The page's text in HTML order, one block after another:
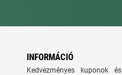
INFORMÁCIÓ
Kedvezményes kuponok és